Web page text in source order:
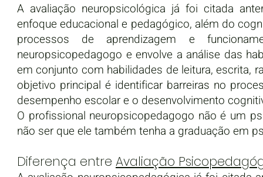
A avaliação neuropsicológica já foi citada
enfoque educacional e pedagógico, além do
processos de aprendizagem e
neuropsicopedagogo e envolve a análise das
em conjunto com habilidades de leitura, escrita,
objetivo principal é identificar barreiras no
desempenho escolar e o desenvolvimento
O profissional neuropsicopedagogo não é um
não ser que ele também tenha a graduação em
Diferença entre Avaliação